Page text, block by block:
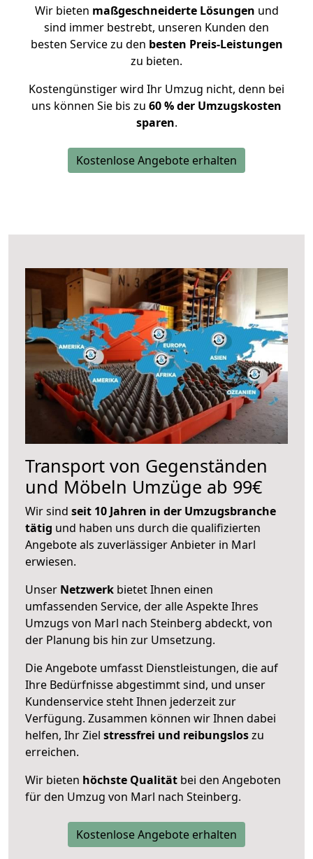
Wir bieten maßgeschneiderte Lösungen und
sind immer bestrebt, unseren Kunden den
besten Service zu den besten Preis-Leistungen
zu bieten.
Kostengünstiger wird Ihr Umzug nicht, denn bei
uns können Sie bis zu 60 % der Umzugskosten
sparen.
Kostenlose Angebote erhalten
Transport von Gegenständen
und Möbeln Umzüge ab 99€
Wir sind seit 10 Jahren in der Umzugsbranche
tätig und haben uns durch die qualifizierten
Angebote als zuverlässiger Anbieter in Marl
erwiesen.
Unser Netzwerk bietet Ihnen einen
umfassenden Service, der alle Aspekte Ihres
Umzugs von Marl nach Steinberg abdeckt, von
der Planung bis hin zur Umsetzung.
Die Angebote umfasst Dienstleistungen, die auf
Ihre Bedürfnisse abgestimmt sind, und unser
Kundenservice steht Ihnen jederzeit zur
Verfügung. Zusammen können wir Ihnen dabei
helfen, Ihr Ziel stressfrei und reibungsloszu
erreichen.
Wir bieten höchste Qualität bei den Angeboten
für den Umzug von Marl nach Steinberg.
Kostenlose Angebote erhalten